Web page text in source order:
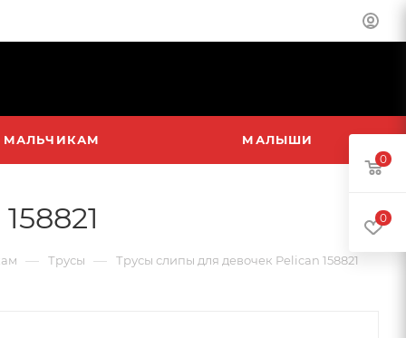
МАЛЬЧИКАМ МАЛЫШИ
— Трусы — Трусы слипы для девочек Pelican 158821
0
0